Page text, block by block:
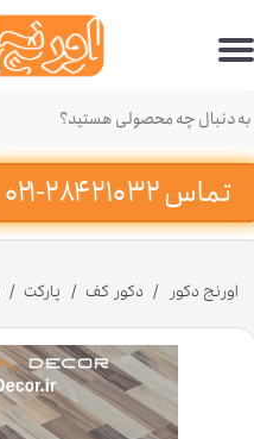
تماس ۳۲ ۲۱۰ ۲۸۴-۰۲۱‌
حساب کاربری من
تغییر گذر واژه
سفارشات
خروج از حساب کاربری
اورنج دکور دکور کف پارکت